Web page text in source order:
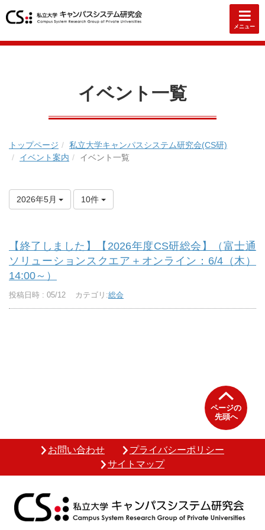
メニュー
イベント一覧
トップページ
私立大学キャンパスシステム研究会(CS研)
イベント案内
イベント一覧
2026年5月 10件
【終了しました】【2026年度CS研総会】（富士通
ソリューションスクエア＋オンライン：6/4（木）
14:00～）
投稿日時 : 05/12 カテゴリ:総会
ページの
先頭へ
お問い合わせ
プライバシーポリシー
サイトマップ